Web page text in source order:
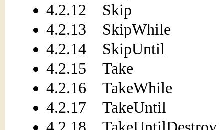
4.2.12 Skip
4.2.13 SkipWhile
4.2.14 SkipUntil
4.2.15 Take
4.2.16 TakeWhile
4.2.17 TakeUntil